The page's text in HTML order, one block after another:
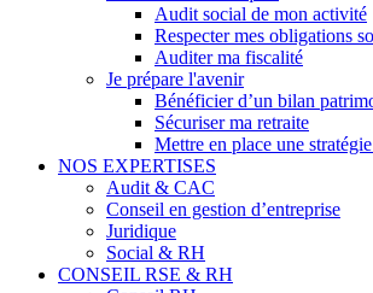
Audit social de mon activité
Respecter mes obligations
Auditer ma fiscalité
Je prépare l'avenir
Bénéficier d’un bilan
Sécuriser ma retraite
Mettre en place une
NOS EXPERTISES
Audit & CAC
Conseil en gestion d’entreprise
Juridique
Social & RH
CONSEIL RSE & RH